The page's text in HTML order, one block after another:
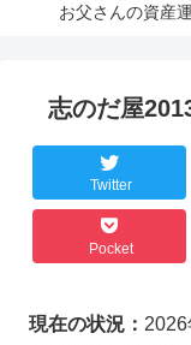
お父さんの資産
志のだ屋
Twitter
Pocket
現在の状況：